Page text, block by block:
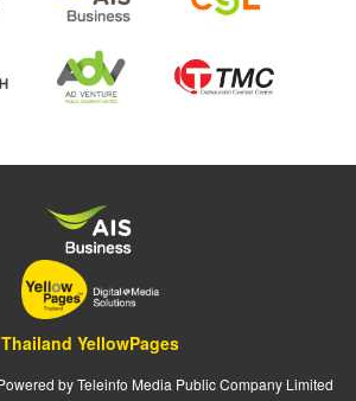
Thailand YellowPages
by Teleinfo Media Public Company Limited